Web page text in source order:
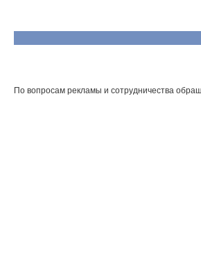
По вопросам рекламы и сотрудничества